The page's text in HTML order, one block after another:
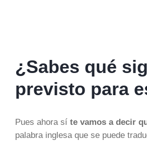
¿Sabes qué
previsto para
Pues ahora sí te vamos a decir
palabra inglesa que se puede